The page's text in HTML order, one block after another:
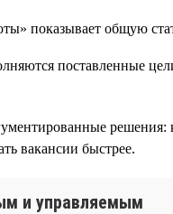
поставленные
решения:
вакансии быстрее.
и управляемым